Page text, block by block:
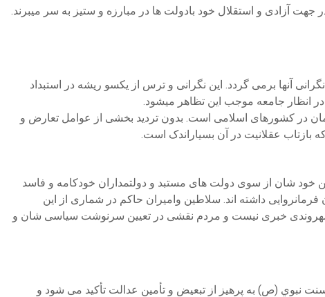
آزادی و استقلال خود بادولت ها در مبارزه و ستیز به سر میبرند.
آنها برمی گردد. این نگرانی و ترس از یکسو ریشه در استبداد
انظار جامعه موجب این تظاهر میشود.
در کشورهای اسلامی است. بدون تردید بخشی از عوامل تعارض و
بازتاب عقلانيت در آن بسیاراندک است.
خود شان از سوی دولت های مستبد و دولتمداران خودکامه و فاسد
داشته اند. سلاطین وامیران حاکم در شماری از این
شهروندی خبری نیست و مردم نقشی در تعیین سرنوشت سیاسی شان و
نبوي (ص) به پرهیز از تبعیض و تأمین عدالت تأکید می شود و